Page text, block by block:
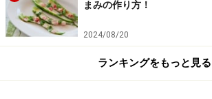
まみの作り方！
2024/08/20
ランキングをもっと見る